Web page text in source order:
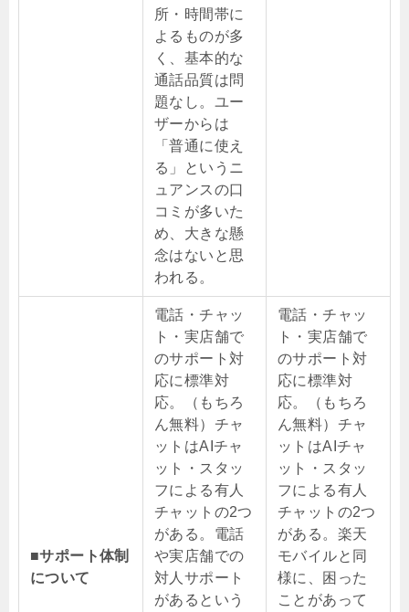
所・時間帯に
よるものが多
く、基本的な
通話品質は問
題なし。ユー
ザーからは
「普通に使え
る」というニ
ュアンスの口
コミが多いた
め、大きな懸
念はないと思
われる。
■サポート体制
について
電話・チャッ
ト・実店舗で
のサポート対
応に標準対
応。（もちろ
ん無料）チャ
ットはAIチャ
ット・スタッ
フによる有人
チャットの2つ
がある。電話
や実店舗での
対人サポート
があるという
電話・チャッ
ト・実店舗で
のサポート対
応に標準対
応。（もちろ
ん無料）チャ
ットはAIチャ
ット・スタッ
フによる有人
チャットの2つ
がある。楽天
モバイルと同
様に、困った
ことがあって